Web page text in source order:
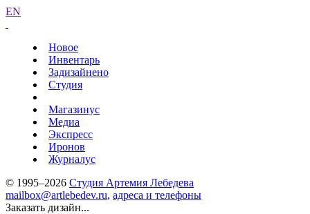
EN
Новое
Инвентарь
Задизайнено
Студия
Магазинус
Медиа
Экспресс
Иронов
Журналус
© 1995–2026 Студия Артемия Лебедева
mailbox@artlebedev.ru, адреса и телефоны
Заказать дизайн...